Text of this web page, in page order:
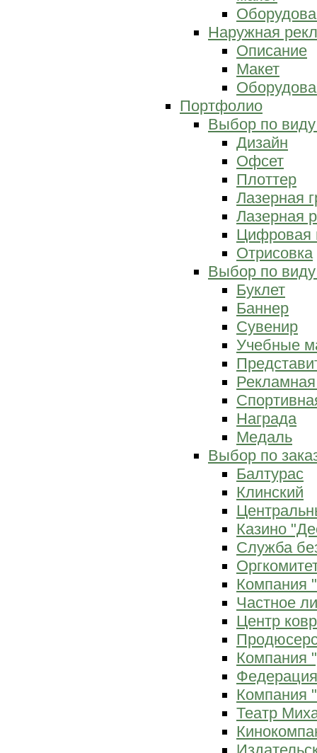
Наружная
Описание
Макет
Портфолио
Выбор по
Дизайн
Офсет
Плоттер
Лазерная
Лазерная
Цифровая
Отрисовка
Выбор по
Буклет
Баннер
Сувенир
Учебные
Награда
Медаль
Выбор по
Балтурас
Клинский
Казино
Служба
Компания
Частное
Центр
Компания
Компания
Театр